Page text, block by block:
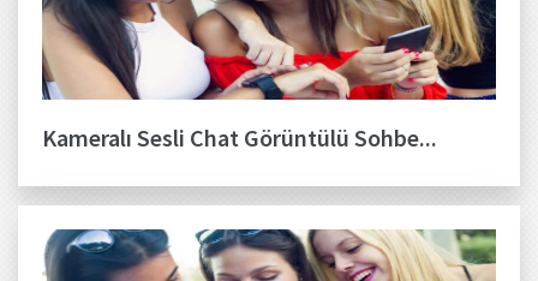
Kameralı Sesli Chat Görüntülü Sohbe...